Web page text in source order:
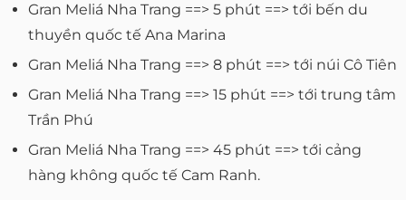
Gran Meliá Nha Trang ==> 5 phút ==> tới bến du
thuyền quốc tế Ana Marina
Gran Meliá Nha Trang ==> 8 phút ==> tới núi Cô Tiên
Gran Meliá Nha Trang ==> 15 phút ==> tới trung tâm
Trần Phú
Gran Meliá Nha Trang ==> 45 phút ==> tới cảng
hàng không quốc tế Cam Ranh.